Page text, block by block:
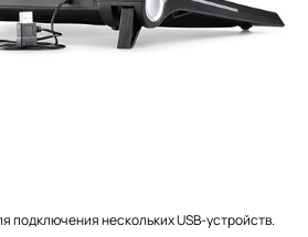
подключения нескольких USB-устройств.